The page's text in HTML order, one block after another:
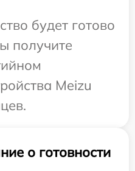
будет готово
получите
Meizu
о готовности